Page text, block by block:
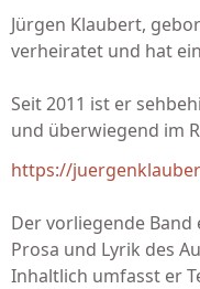
Jürgen Klaubert,
verheiratet und hat
Seit 2011 ist er
und überwiegend im
https://
Der vorliegende
Prosa und Lyrik des
Inhaltlich umfasst er